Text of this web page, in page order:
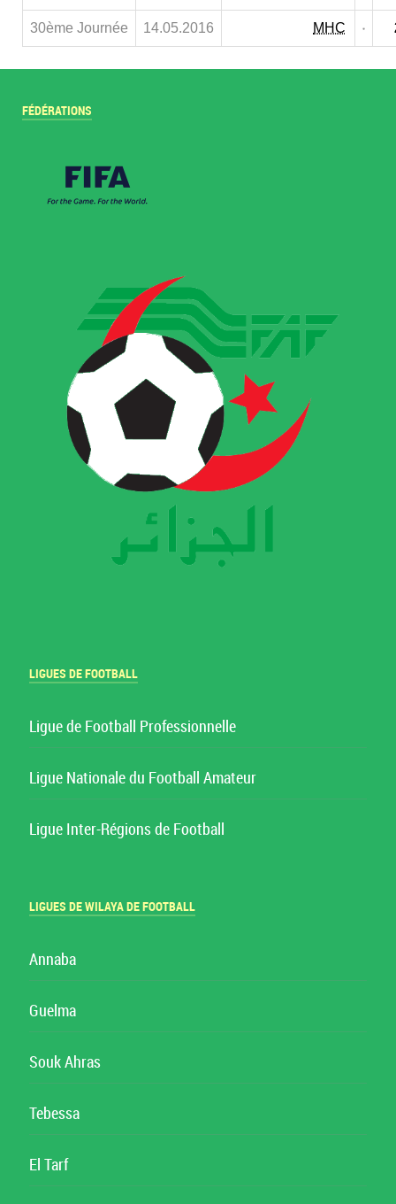
30ème Journée 14.05.2016 MHC
FÉDÉRATIONS
LIGUES DE FOOTBALL
Ligue de Football Professionnelle
Ligue Nationale du Football Amateur
Ligue Inter-Régions de Football
LIGUES DE WILAYA DE FOOTBALL
Annaba
Guelma
Souk Ahras
Tebessa
El Tarf